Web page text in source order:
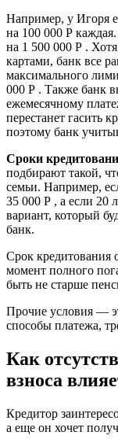
Например, у Игоря
на 100 000 Р
на 1 500 000 Р .
картами, банк все
максимального
000 Р . Также банк
ежемесячному
перестанет гасить
поэтому банк
Сроки
подбирают такой,
семьи. Например,
35 000 Р , а если 20
вариант, который
банк.
Срок кредитования
момент полного
быть не старше
Прочие условия —
способы платежа,
Как
взноса
Кредитор
а еще он хочет